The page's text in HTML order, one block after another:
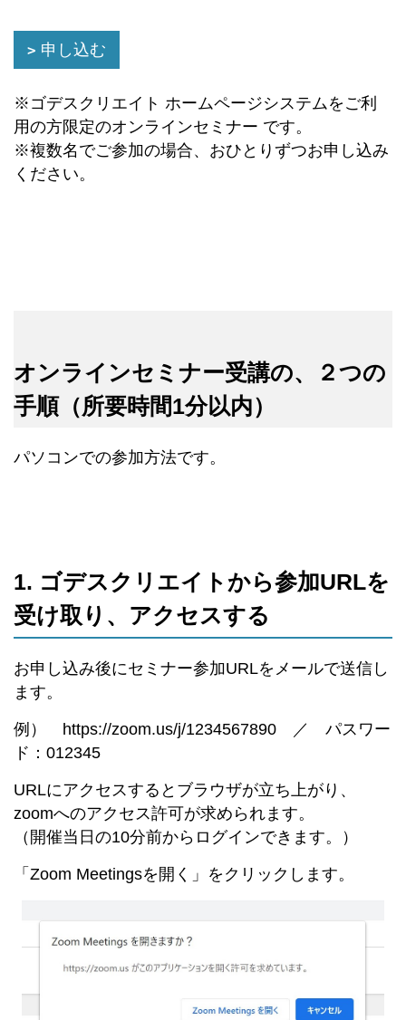
申し込む
※ゴデスクリエイト ホームページシステムをご利
用の方限定のオンラインセミナー です。
※複数名でご参加の場合、おひとりずつお申し込み
ください。
オンラインセミナー受講の、２つの
手順（所要時間1分以内）
パソコンでの参加方法です。
1. ゴデスクリエイトから参加URLを
受け取り、アクセスする
お申し込み後にセミナー参加URLをメールで送信し
ます。
例） https://zoom.us/j/1234567890 ／ パスワー
ド：012345
URLにアクセスするとブラウザが立ち上がり、
zoomへのアクセス許可が求められます。
（開催当日の10分前からログインできます。）
「Zoom Meetingsを開く」をクリックします。